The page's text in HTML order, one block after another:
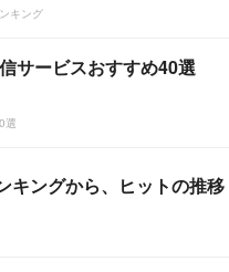
キング
サービスおすすめ40選
選
キングから、ヒットの推移